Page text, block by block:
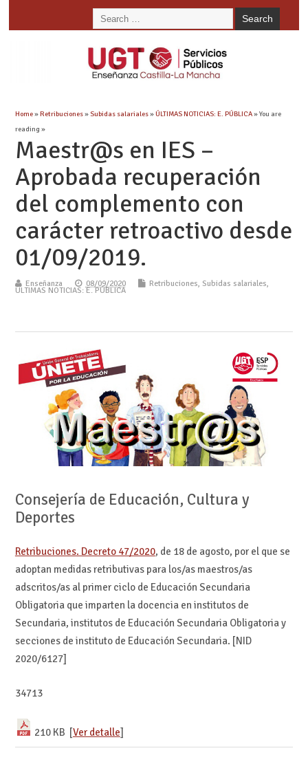
Home»Retribuciones»Subidas salariales»ÚLTIMAS NOTICIAS: E. PÚBLICA» You are
reading »
Maestr@s en IES –
Aprobada recuperación
del complemento con
carácter retroactivo desde
01/09/2019.
Enseñanza 08/09/2020 Retribuciones, Subidas salariales,
ÚLTIMAS NOTICIAS: E. PÚBLICA
Consejería de Educación, Cultura y
Deportes
Retribuciones. Decreto 47/2020, de 18 de agosto, por el que se
adoptan medidas retributivas para los/as maestros/as
adscritos/as al primer ciclo de Educación Secundaria
Obligatoria que imparten la docencia en institutos de
Secundaria, institutos de Educación Secundaria Obligatoria y
secciones de instituto de Educación Secundaria. [NID
2020/6127]
34713
210 KB [Ver detalle]